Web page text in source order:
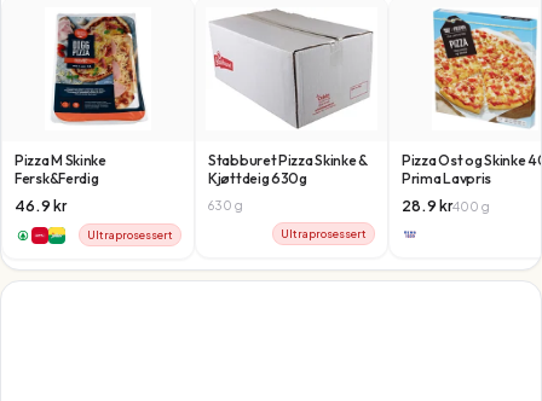
Pizza M Skinke
Fersk&Ferdig
46.9 kr
Ultraprosessert
Stabburet Pizza Skinke &
Kjøttdeig 630g
630 g
Ultraprosessert
Pizza Ost og Skinke
Prima Lavpris
28.9 kr400 g